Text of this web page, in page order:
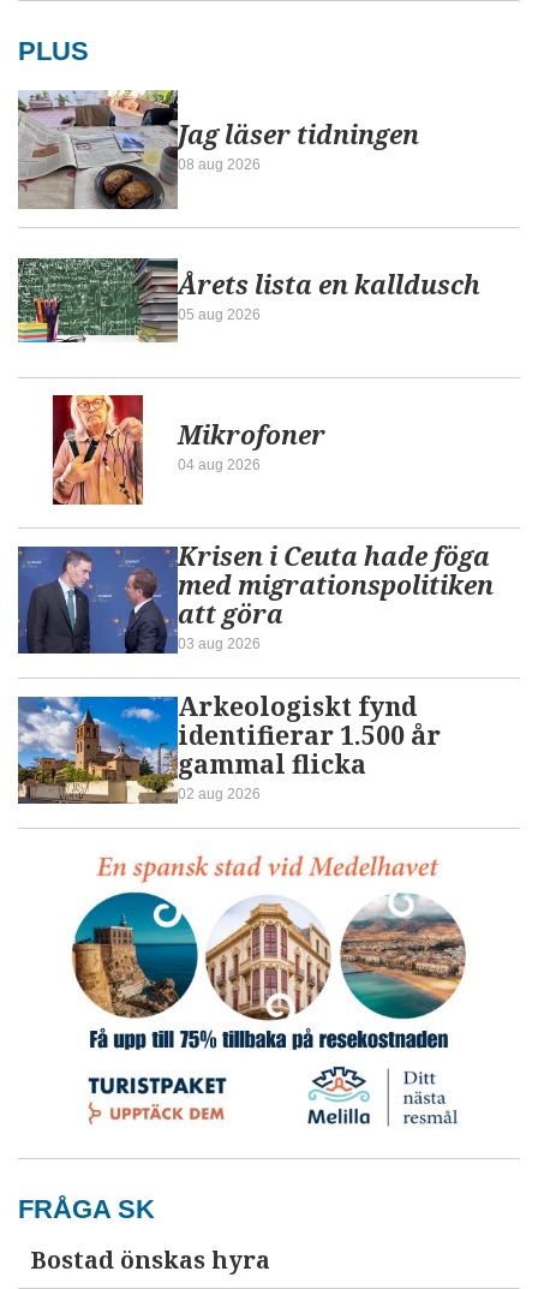
PLUS
Jag läser tidningen
08 aug 2026
Årets lista en kalldusch
05 aug 2026
Mikrofoner
04 aug 2026
Krisen i Ceuta hade föga
med migrationspolitiken
att göra
03 aug 2026
Arkeologiskt fynd
identifierar 1.500 år
gammal flicka
02 aug 2026
FRÅGA SK
Bostad önskas hyra